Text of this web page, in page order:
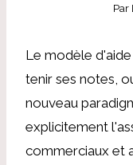
Par
Le modèle d'aide
tenir ses notes,
nouveau
explicitement
commerciaux et